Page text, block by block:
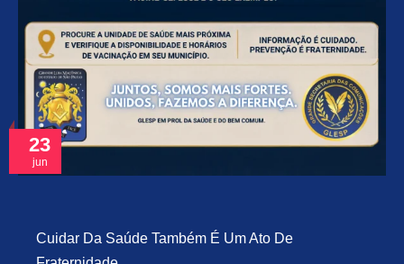
23
jun
Cuidar Da Saúde Também É Um Ato De